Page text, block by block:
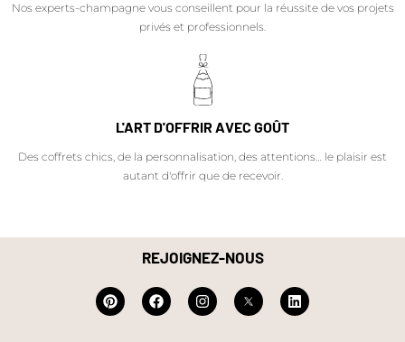
Nos experts-champagne vous conseillent pour la réussite de vos projets
privés et professionnels.
L'ART D'OFFRIR AVEC GOÛT
Des coffrets chics, de la personnalisation, des attentions… le plaisir est
autant d'offrir que de recevoir.
REJOIGNEZ-NOUS